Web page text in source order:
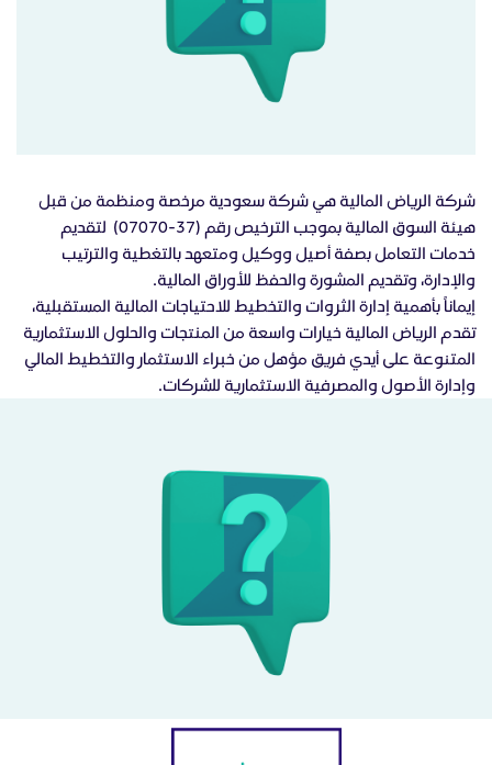
شركة الرياض المالية هي شركة سعودية مرخصة ومنظمة من قبل
هيئة السوق المالية بموجب الترخيص رقم (37-07070) لتقديم
خدمات التعامل بصفة أصيل ووكيل ومتعهد بالتغطية والترتيب
والإدارة، وتقديم المشورة والحفظ للأوراق المالية.
إيماناً بأهمية إدارة الثروات والتخطيط للاحتياجات المالية المستقبلية،
تقدم الرياض المالية خيارات واسعة من المنتجات والحلول الاستثمارية
المتنوعة على أيدي فريق مؤهل من خبراء الاستثمار والتخطيط المالي
وإدارة الأصول والمصرفية الاستثمارية للشركات.